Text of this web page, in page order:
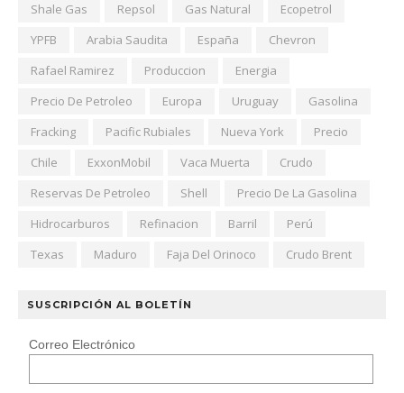
Shale Gas
Repsol Gas Natural
Ecopetrol
YPFB
Arabia Saudita España
Chevron
Rafael Ramirez
Produccion
Energia
Precio De Petroleo
Europa Uruguay
Gasolina
Fracking
Pacific Rubiales Nueva York
Precio
Chile
ExxonMobil Vaca Muerta
Crudo
Reservas De Petroleo
Shell
Precio De La Gasolina
Hidrocarburos
Refinacion Barril
Perú
Texas
Maduro Faja Del Orinoco Crudo Brent
SUSCRIPCIÓN AL BOLETÍN
Correo Electrónico